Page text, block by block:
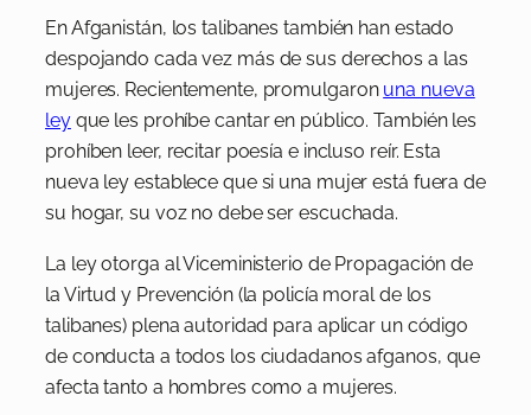
En Afganistán, los talibanes también han estado
despojando cada vez más de sus derechos a las
mujeres. Recientemente, promulgaron una nueva
leyque les prohíbe cantar en público. También les
prohíben leer, recitar poesía e incluso reír. Esta
nueva ley establece que si una mujer está fuera de
su hogar, su voz no debe ser escuchada.
La ley otorga al Viceministerio de Propagación de
la Virtud y Prevención (la policía moral de los
talibanes) plena autoridad para aplicar un código
de conducta a todos los ciudadanos afganos, que
afecta tanto a hombres como a mujeres.